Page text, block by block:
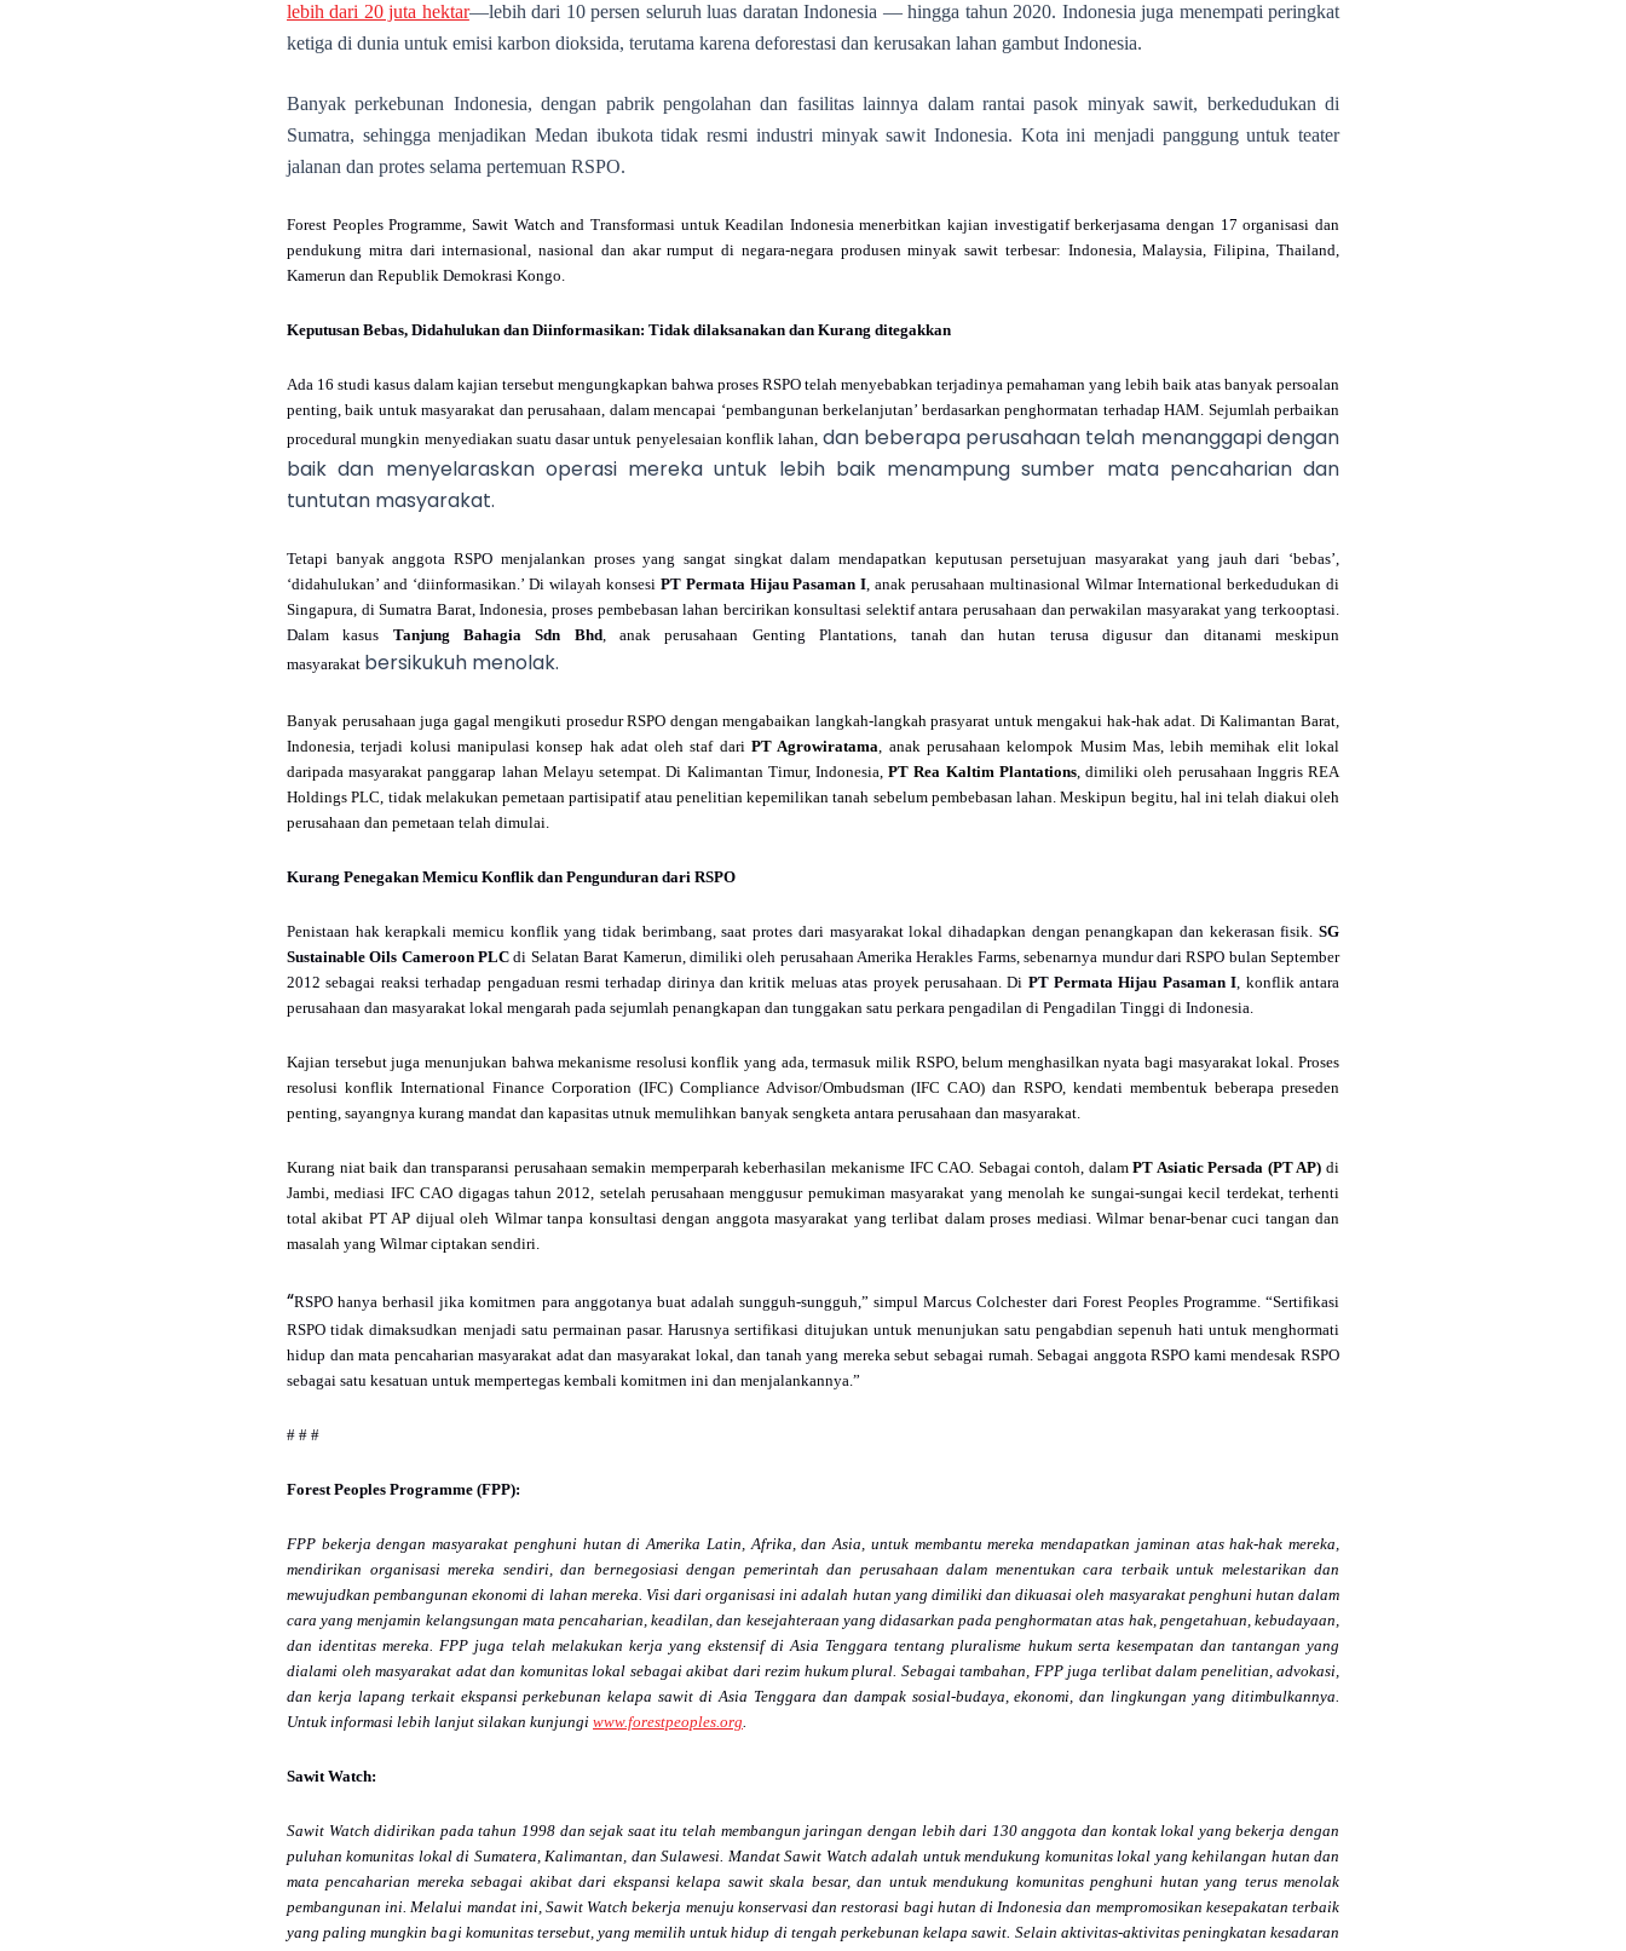
lebih dari 20 juta hektar—lebih dari 10 persen seluruh luas daratan Indonesia — hingga tahun 2020. Indonesia juga menempati peringkat
ketiga di dunia untuk emisi karbon dioksida, terutama karena deforestasi dan kerusakan lahan gambut Indonesia.
Banyak perkebunan Indonesia, dengan pabrik pengolahan dan fasilitas lainnya dalam rantai pasok minyak sawit, berkedudukan di
Sumatra, sehingga menjadikan Medan ibukota tidak resmi industri minyak sawit Indonesia. Kota ini menjadi panggung untuk teater
jalanan dan protes selama pertemuan RSPO.
Forest Peoples Programme, Sawit Watch and Transformasi untuk Keadilan Indonesia menerbitkan kajian investigatif berkerjasama dengan 17 organisasi dan
pendukung mitra dari internasional, nasional dan akar rumput di negara-negara produsen minyak sawit terbesar: Indonesia, Malaysia, Filipina, Thailand,
Kamerun dan Republik Demokrasi Kongo.
Keputusan Bebas, Didahulukan dan Diinformasikan: Tidak dilaksanakan dan Kurang ditegakkan
Ada 16 studi kasus dalam kajian tersebut mengungkapkan bahwa proses RSPO telah menyebabkan terjadinya pemahaman yang lebih baik atas banyak persoalan
penting, baik untuk masyarakat dan perusahaan, dalam mencapai ‘pembangunan berkelanjutan’ berdasarkan penghormatan terhadap HAM. Sejumlah perbaikan
procedural mungkin menyediakan suatu dasar untuk penyelesaian konflik lahan, dan beberapa perusahaan telah menanggapi dengan
baik dan menyelaraskan operasi mereka untuk lebih baik menampung sumber mata pencaharian dan
tuntutan masyarakat.
Tetapi banyak anggota RSPO menjalankan proses yang sangat singkat dalam mendapatkan keputusan persetujuan masyarakat yang jauh dari ‘bebas’,
‘didahulukan’ and ‘diinformasikan.’ Di wilayah konsesi PT Permata Hijau Pasaman I, anak perusahaan multinasional Wilmar International berkedudukan di
Singapura, di Sumatra Barat, Indonesia, proses pembebasan lahan bercirikan konsultasi selektif antara perusahaan dan perwakilan masyarakat yang terkooptasi.
Dalam kasus Tanjung Bahagia Sdn Bhd, anak perusahaan Genting Plantations, tanah dan hutan terusa digusur dan ditanami meskipun
masyarakat bersikukuh menolak.
Banyak perusahaan juga gagal mengikuti prosedur RSPO dengan mengabaikan langkah-langkah prasyarat untuk mengakui hak-hak adat. Di Kalimantan Barat,
Indonesia, terjadi kolusi manipulasi konsep hak adat oleh staf dari PT Agrowiratama, anak perusahaan kelompok Musim Mas, lebih memihak elit lokal
daripada masyarakat panggarap lahan Melayu setempat. Di Kalimantan Timur, Indonesia,PT Rea Kaltim Plantations, dimiliki oleh perusahaan Inggris REA
Holdings PLC, tidak melakukan pemetaan partisipatif atau penelitian kepemilikan tanah sebelum pembebasan lahan. Meskipun begitu, hal ini telah diakui oleh
perusahaan dan pemetaan telah dimulai.
Kurang Penegakan Memicu Konflik dan Pengunduran dari RSPO
Penistaan hak kerapkali memicu konflik yang tidak berimbang, saat protes dari masyarakat lokal dihadapkan dengan penangkapan dan kekerasan fisik. SG
Sustainable Oils Cameroon PLC di Selatan Barat Kamerun, dimiliki oleh perusahaan Amerika Herakles Farms, sebenarnya mundur dari RSPO bulan September
2012 sebagai reaksi terhadap pengaduan resmi terhadap dirinya dan kritik meluas atas proyek perusahaan. Di PT Permata Hijau Pasaman I, konflik antara
perusahaan dan masyarakat lokal mengarah pada sejumlah penangkapan dan tunggakan satu perkara pengadilan di Pengadilan Tinggi di Indonesia.
Kajian tersebut juga menunjukan bahwa mekanisme resolusi konflik yang ada, termasuk milik RSPO, belum menghasilkan nyata bagi masyarakat lokal. Proses
resolusi konflik International Finance Corporation (IFC) Compliance Advisor/Ombudsman (IFC CAO) dan RSPO, kendati membentuk beberapa preseden
penting, sayangnya kurang mandat dan kapasitas utnuk memulihkan banyak sengketa antara perusahaan dan masyarakat.
Kurang niat baik dan transparansi perusahaan semakin memperparah keberhasilan mekanisme IFC CAO. Sebagai contoh, dalamPT Asiatic Persada (PT AP) di
Jambi, mediasi IFC CAO digagas tahun 2012, setelah perusahaan menggusur pemukiman masyarakat yang menolah ke sungai-sungai kecil terdekat, terhenti
total akibat PT AP dijual oleh Wilmar tanpa konsultasi dengan anggota masyarakat yang terlibat dalam proses mediasi. Wilmar benar-benar cuci tangan dan
masalah yang Wilmar ciptakan sendiri.
“RSPO hanya berhasil jika komitmen para anggotanya buat adalah sungguh-sungguh,” simpul Marcus Colchester dari Forest Peoples Programme. “Sertifikasi
RSPO tidak dimaksudkan menjadi satu permainan pasar. Harusnya sertifikasi ditujukan untuk menunjukan satu pengabdian sepenuh hati untuk menghormati
hidup dan mata pencaharian masyarakat adat dan masyarakat lokal, dan tanah yang mereka sebut sebagai rumah. Sebagai anggota RSPO kami mendesak RSPO
sebagai satu kesatuan untuk mempertegas kembali komitmen ini dan menjalankannya.”
# # #
Forest Peoples Programme (FPP):
FPP bekerja dengan masyarakat penghuni hutan di Amerika Latin, Afrika, dan Asia, untuk membantu mereka mendapatkan jaminan atas hak-hak mereka,
mendirikan organisasi mereka sendiri, dan bernegosiasi dengan pemerintah dan perusahaan dalam menentukan cara terbaik untuk melestarikan dan
mewujudkan pembangunan ekonomi di lahan mereka. Visi dari organisasi ini adalah hutan yang dimiliki dan dikuasai oleh masyarakat penghuni hutan dalam
cara yang menjamin kelangsungan mata pencaharian, keadilan, dan kesejahteraan yang didasarkan pada penghormatan atas hak, pengetahuan, kebudayaan,
dan identitas mereka. FPP juga telah melakukan kerja yang ekstensif di Asia Tenggara tentang pluralisme hukum serta kesempatan dan tantangan yang
dialami oleh masyarakat adat dan komunitas lokal sebagai akibat dari rezim hukum plural. Sebagai tambahan, FPP juga terlibat dalam penelitian, advokasi,
dan kerja lapang terkait ekspansi perkebunan kelapa sawit di Asia Tenggara dan dampak sosial-budaya, ekonomi, dan lingkungan yang ditimbulkannya.
Untuk informasi lebih lanjut silakan kunjungi www.forestpeoples.org.
Sawit Watch:
Sawit Watch didirikan pada tahun 1998 dan sejak saat itu telah membangun jaringan dengan lebih dari 130 anggota dan kontak lokal yang bekerja dengan
puluhan komunitas lokal di Sumatera, Kalimantan, dan Sulawesi. Mandat Sawit Watch adalah untuk mendukung komunitas lokal yang kehilangan hutan dan
mata pencaharian mereka sebagai akibat dari ekspansi kelapa sawit skala besar, dan untuk mendukung komunitas penghuni hutan yang terus menolak
pembangunan ini. Melalui mandat ini, Sawit Watch bekerja menuju konservasi dan restorasi bagi hutan di Indonesia dan mempromosikan kesepakatan terbaik
yang paling mungkin bagi komunitas tersebut, yang memilih untuk hidup di tengah perkebunan kelapa sawit. Selain aktivitas-aktivitas peningkatan kesadaran